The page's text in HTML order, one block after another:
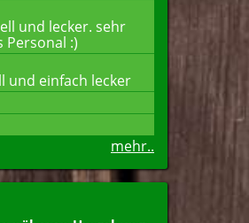
und lecker. sehr
Personal :)
und einfach lecker
mehr..